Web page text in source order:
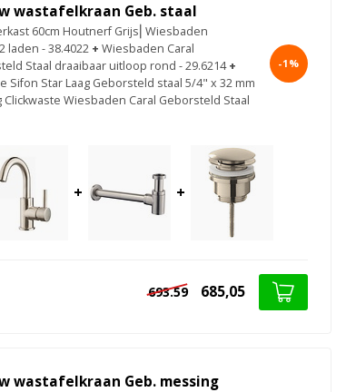
wastafelkraan Geb. staal
60cm Houtnerf Grijs⎢Wiesbaden
laden - 38.4022 + Wiesbaden Caral
Staal draaibaar uitloop rond - 29.6214 +
Sifon Star Laag Geborsteld staal 5/4" x 32 mm
Wiesbaden Caral Geborsteld Staal
-1%
+ +
693.59 685,05
wastafelkraan Geb. messing